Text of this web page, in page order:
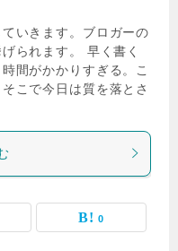
いきます。ブロガーの
られます。 早く書く
間がかかりすぎる。こ
こで今日は質を落とさ
0